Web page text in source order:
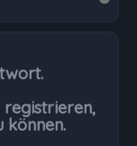
registrieren,
können.